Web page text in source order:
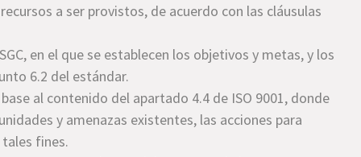
a ser provistos, de acuerdo con las cláusulas
en el que se establecen los objetivos y metas, y los
6.2 del estándar.
al contenido del apartado 4.4 de ISO 9001, donde
y amenazas existentes, las acciones para
fines.